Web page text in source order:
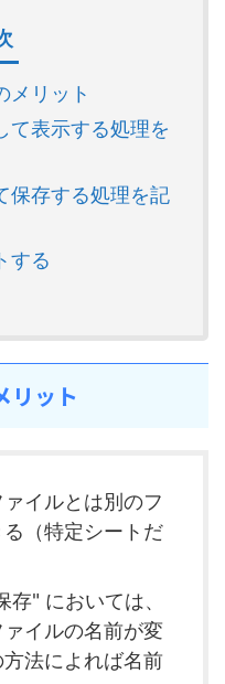
メリット
て表示する処理を
保存する処理を記
する
リット
イルとは別のフ
（特定シートだ
" においては、
イルの名前が変
法によれば名前